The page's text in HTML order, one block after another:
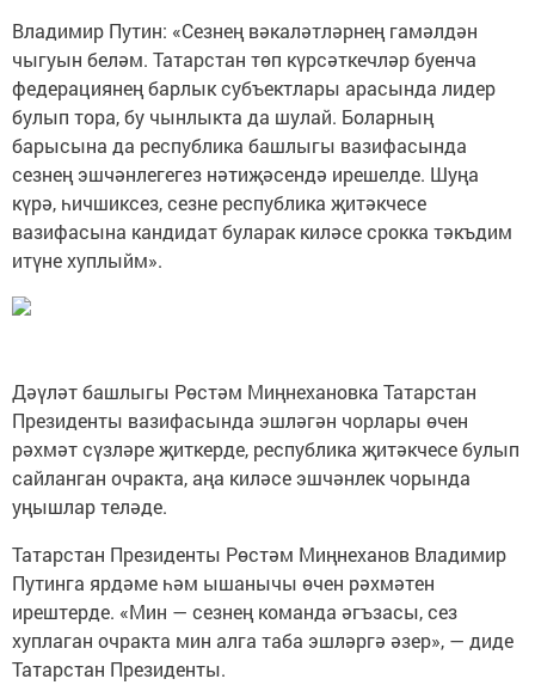
Владимир Путин: «Сезнең вәкаләтләрнең гамәлдән
чыгуын беләм. Татарстан төп күрсәткечләр буенча
федерациянең барлык субъектлары арасында лидер
булып тора, бу чынлыкта да шулай. Боларның
барысына да республика башлыгы вазифасында
сезнең эшчәнлегегез нәтиҗәсендә ирешелде. Шуңа
күрә, һичшиксез, сезне республика җитәкчесе
вазифасына кандидат буларак киләсе срокка тәкъдим
итүне хуплыйм».
Дәүләт башлыгы Рөстәм Миңнехановка Татарстан
Президенты вазифасында эшләгән чорлары өчен
рәхмәт сүзләре җиткерде, республика җитәкчесе булып
сайланган очракта, аңа киләсе эшчәнлек чорында
уңышлар теләде.
Татарстан Президенты Рөстәм Миңнеханов Владимир
Путинга ярдәме һәм ышанычы өчен рәхмәтен
ирештерде. «Мин — сезнең команда әгъзасы, сез
хуплаган очракта мин алга таба эшләргә әзер», — диде
Татарстан Президенты.